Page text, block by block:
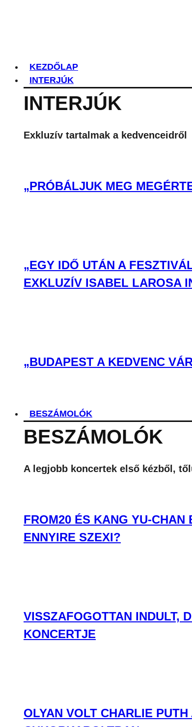
KEZDŐLAP
INTERJÚK
INTERJÚK
Exkluzív tartalmak a kedvenceidről
„PRÓBÁLJUK MEG
„EGY IDŐ UTÁN A
EXKLUZÍV ISABEL LAROSA
„BUDAPEST A KEDVENC
BESZÁMOLÓK
BESZÁMOLÓK
A legjobb koncertek első kézből,
FROM20 ÉS KANG YU-CHAN
ENNYIRE SZEXI?
VISSZAFOGOTTAN INDULT,
KONCERTJE
OLYAN VOLT CHARLIE